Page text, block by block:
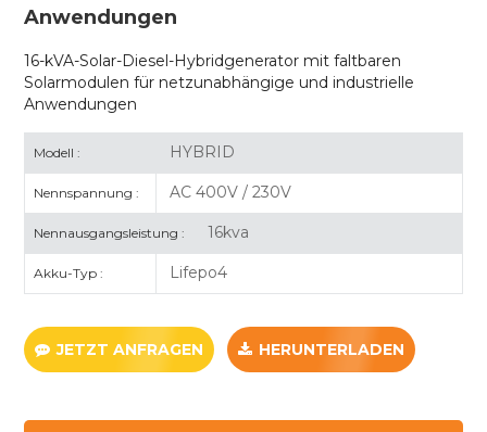
Anwendungen
16-kVA-Solar-Diesel-Hybridgenerator mit faltbaren
Solarmodulen für netzunabhängige und industrielle
Anwendungen
Modell : HYBRID
Nennspannung : AC 400V / 230V
Nennausgangsleistung : 16kva
Akku-Typ : Lifepo4
JETZT ANFRAGEN HERUNTERLADEN